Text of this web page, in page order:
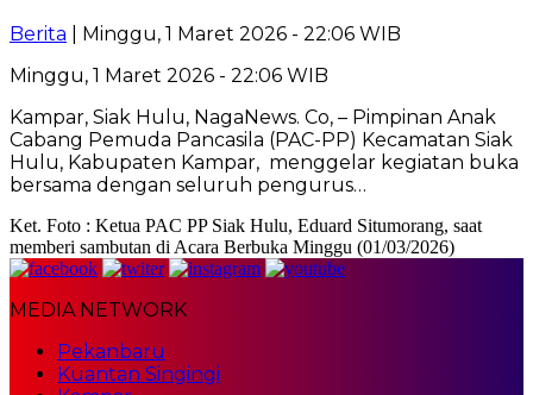
Berita | Minggu, 1 Maret 2026 - 22:06 WIB
Minggu, 1 Maret 2026 - 22:06 WIB
Kampar, Siak Hulu, NagaNews. Co, – Pimpinan Anak
Cabang Pemuda Pancasila (PAC-PP) Kecamatan Siak
Hulu, Kabupaten Kampar, menggelar kegiatan buka
bersama dengan seluruh pengurus…
Ket. Foto : Ketua PAC PP Siak Hulu, Eduard Situmorang, saat
memberi sambutan di Acara Berbuka Minggu (01/03/2026)
MEDIA NETWORK
Pekanbaru
Kuantan Singingi